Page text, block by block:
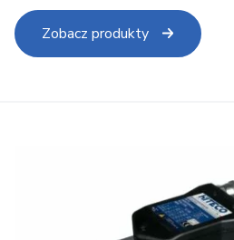
Zobacz produkty